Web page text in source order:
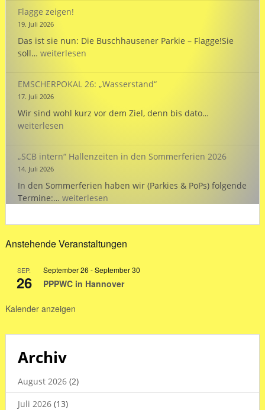
für
Flagge zeigen!
19. Juli 2026
Das ist sie nun: Die Buschhausener Parkie – Flagge!Sie
soll… Flagge
weiterlesen
EMSCHERPOKAL 26: „Wasserstand“
17. Juli 2026
Wir sind wohl kurz vor dem Ziel, denn bis dato…
weiterlesen
„SCB intern“ Hallenzeiten in den Sommerferien 2026
14. Juli 2026
In den Sommerferien haben wir (Parkies & PoPs) folgende
Termine:… „SCB
Hallenzeiten
den
2026
weiterlesen
Anstehende Veranstaltungen
SEP.
26
September 26 -September 30
PPPWC in Hannover
Kalender anzeigen
Archiv
August 2026(2)
Juli 2026(13)